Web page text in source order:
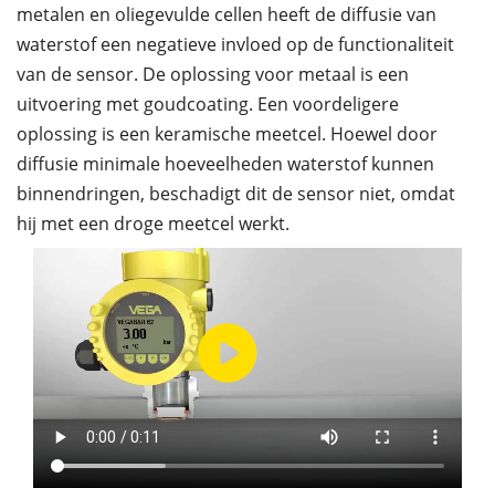
metalen en oliegevulde cellen heeft de diffusie van
waterstof een negatieve invloed op de functionaliteit
van de sensor. De oplossing voor metaal is een
uitvoering met goudcoating. Een voordeligere
oplossing is een keramische meetcel. Hoewel door
diffusie minimale hoeveelheden waterstof kunnen
binnendringen, beschadigt dit de sensor niet, omdat
hij met een droge meetcel werkt.